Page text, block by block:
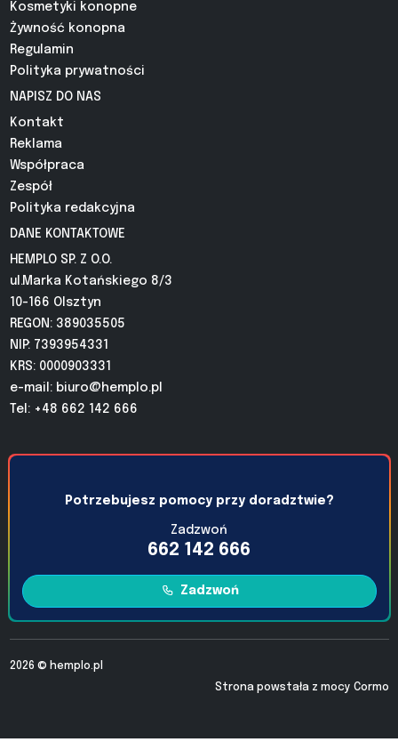
Kosmetyki konopne
Żywność konopna
Regulamin
Polityka prywatności
NAPISZ DO NAS
Kontakt
Reklama
Współpraca
Zespół
Polityka redakcyjna
DANE KONTAKTOWE
HEMPLO SP. Z O.O.
ul.Marka Kotańskiego 8/3
10-166 Olsztyn
REGON: 389035505
NIP: 7393954331
KRS: 0000903331
e-mail: biuro@hemplo.pl
Tel: +48 662 142 666
Potrzebujesz pomocy przy doradztwie?
Zadzwoń
662 142 666
Zadzwoń
2026 © hemplo.pl
Strona powstała z mocy Cormo